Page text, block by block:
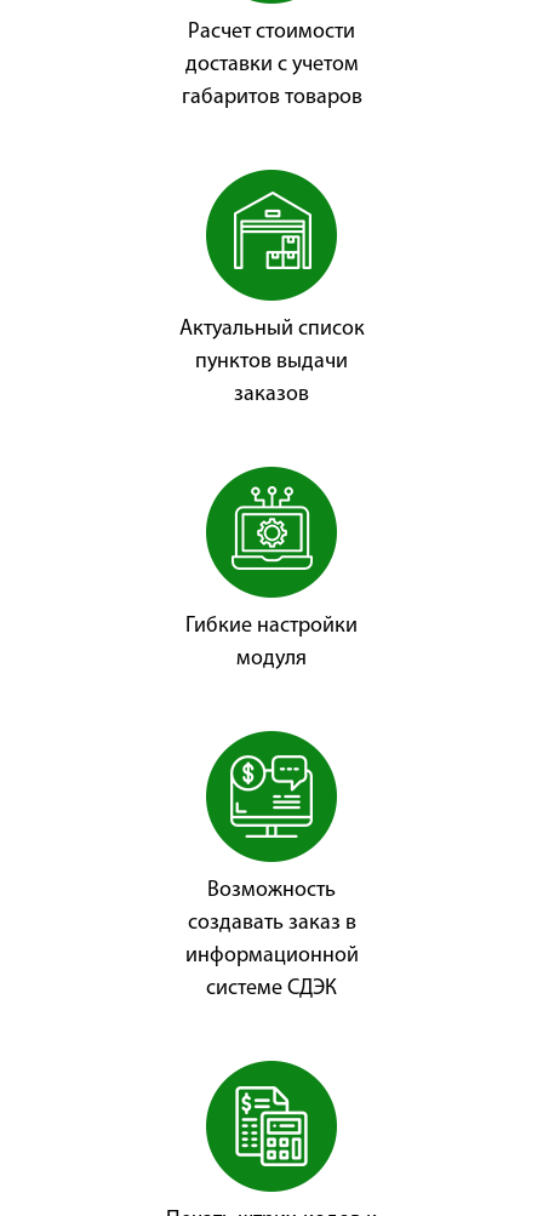
Расчет стоимости
доставки с учетом
габаритов товаров
Актуальный список
пунктов выдачи
заказов
Гибкие настройки
модуля
Возможность
создавать заказ в
информационной
системе СДЭК